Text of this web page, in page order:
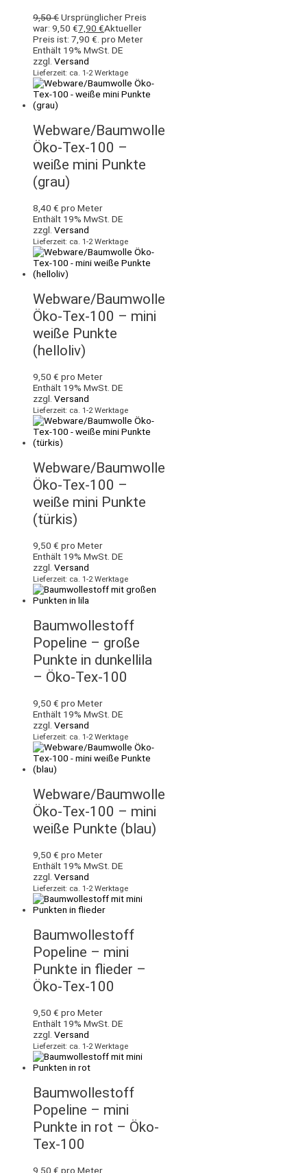
9,50€Ursprünglicher Preis
war: 9,50 €7,90 €Aktueller
Preis ist: 7,90 €. pro Meter
Enthält 19% MwSt. DE
zzgl. Versand
Lieferzeit: ca. 1-2 Werktage
Webware/Baumwolle
Öko-Tex-100 –
weiße mini Punkte
(grau)
8,40 € pro Meter
Enthält 19% MwSt. DE
zzgl. Versand
Lieferzeit: ca. 1-2 Werktage
Webware/Baumwolle
Öko-Tex-100 – mini
weiße Punkte
(helloliv)
9,50 € pro Meter
Enthält 19% MwSt. DE
zzgl. Versand
Lieferzeit: ca. 1-2 Werktage
Webware/Baumwolle
Öko-Tex-100 –
weiße mini Punkte
(türkis)
9,50 € pro Meter
Enthält 19% MwSt. DE
zzgl. Versand
Lieferzeit: ca. 1-2 Werktage
Baumwollestoff
Popeline – große
Punkte in dunkellila
– Öko-Tex-100
9,50 € pro Meter
Enthält 19% MwSt. DE
zzgl. Versand
Lieferzeit: ca. 1-2 Werktage
Webware/Baumwolle
Öko-Tex-100 – mini
weiße Punkte (blau)
9,50 € pro Meter
Enthält 19% MwSt. DE
zzgl. Versand
Lieferzeit: ca. 1-2 Werktage
Baumwollestoff
Popeline – mini
Punkte in flieder –
Öko-Tex-100
9,50 € pro Meter
Enthält 19% MwSt. DE
zzgl. Versand
Lieferzeit: ca. 1-2 Werktage
Baumwollestoff
Popeline – mini
Punkte in rot – Öko-
Tex-100
9,50 € pro Meter